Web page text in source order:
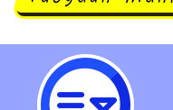
轉知銓敘部修
退給與按月攤